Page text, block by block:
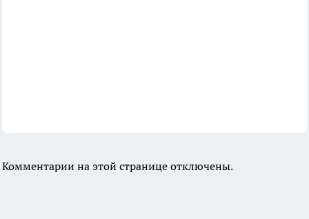
Комментарии на этой странице отключены.